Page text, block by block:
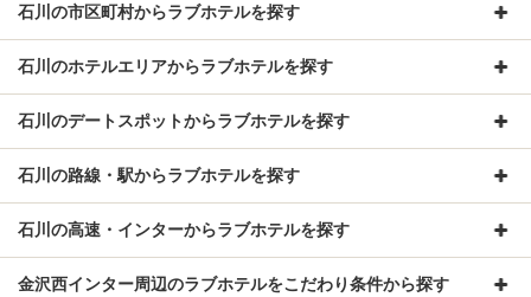
石川の市区町村からラブホテルを探す
石川のホテルエリアからラブホテルを探す
石川のデートスポットからラブホテルを探す
石川の路線・駅からラブホテルを探す
石川の高速・インターからラブホテルを探す
金沢西インター周辺のラブホテルをこだわり条件から探す